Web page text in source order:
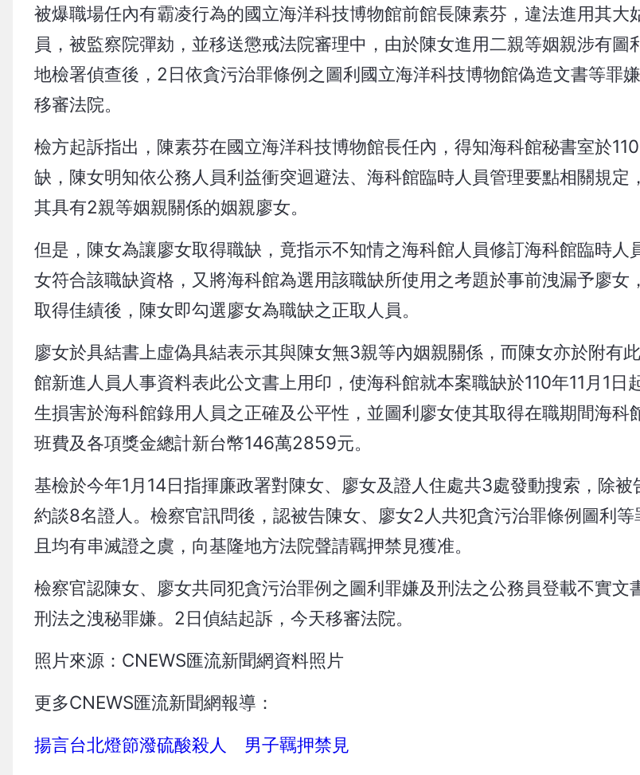
被爆職場任內有霸凌行為的國立海洋科技博物館前館長陳素芬，違法進用其大
員，被監察院彈劾，並移送懲戒法院審理中，由於陳女進用二親等姻親涉有圖
地檢署偵查後，2日依貪污治罪條例之圖利國立海洋科技博物館偽造文書等罪
移審法院。
檢方起訴指出，陳素芬在國立海洋科技博物館長任內，得知海科館秘書室於
缺，陳女明知依公務人員利益衝突迴避法、海科館臨時人員管理要點相關規定
其具有2親等姻親關係的姻親廖女。
但是，陳女為讓廖女取得職缺，竟指示不知情之海科館人員修訂海科館臨時人
女符合該職缺資格，又將海科館為選用該職缺所使用之考題於事前洩漏予廖女
取得佳績後，陳女即勾選廖女為職缺之正取人員。
廖女於具結書上虛偽具結表示其與陳女無3親等內姻親關係，而陳女亦於附有
館新進人員人事資料表此公文書上用印，使海科館就本案職缺於110年11月1日
生損害於海科館錄用人員之正確及公平性，並圖利廖女使其取得在職期間海科
班費及各項獎金總計新台幣146萬2859元。
基檢於今年1月14日指揮廉政署對陳女、廖女及證人住處共3處發動搜索，除被
約談8名證人。檢察官訊問後，認被告陳女、廖女2人共犯貪污治罪條例圖利等
且均有串滅證之虞，向基隆地方法院聲請羈押禁見獲准。
檢察官認陳女、廖女共同犯貪污治罪例之圖利罪嫌及刑法之公務員登載不實文
刑法之洩秘罪嫌。2日偵結起訴，今天移審法院。
照片來源：CNEWS匯流新聞網資料照片
更多CNEWS匯流新聞網報導：
揚言台北燈節潑硫酸殺人 男子羈押禁見